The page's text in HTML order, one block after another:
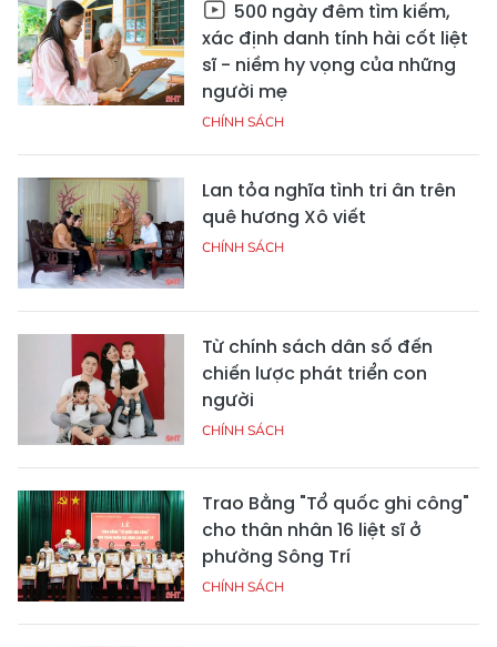
500 ngày đêm tìm kiếm,
xác định danh tính hài cốt liệt
sĩ - niềm hy vọng của những
người mẹ
CHÍNH SÁCH
Lan tỏa nghĩa tình tri ân trên
quê hương Xô viết
CHÍNH SÁCH
Từ chính sách dân số đến
chiến lược phát triển con
người
CHÍNH SÁCH
Trao Bằng "Tổ quốc ghi công"
cho thân nhân 16 liệt sĩ ở
phường Sông Trí
CHÍNH SÁCH